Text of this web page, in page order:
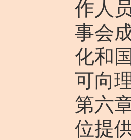
作人
事会
化和
可向
第六
位提